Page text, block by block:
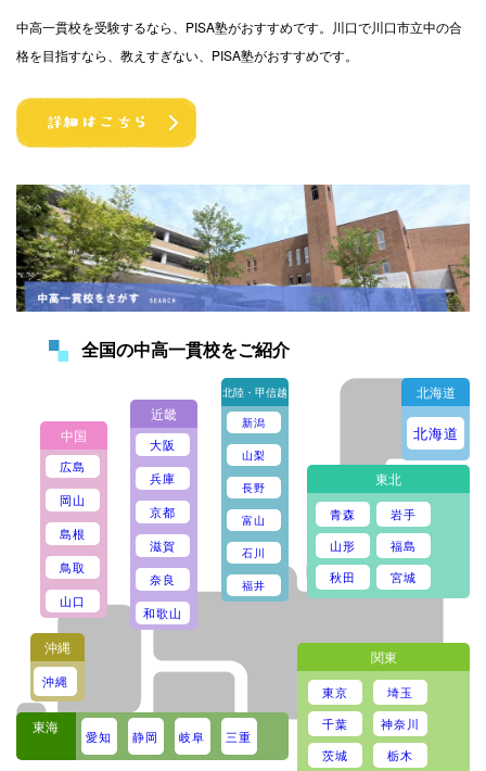
中高一貫校を受験するなら、PISA塾がおすすめです。川口で川口市立中の合
格を目指すなら、教えすぎない、PISA塾がおすすめです。
全国の中高一貫校をご紹介
北海道
北海道
東北
青森
岩手
山形
福島
秋田
宮城
関東
東京
埼玉
千葉
神奈川
茨城
栃木
東海
愛知 静岡 岐阜 三重
北陸・甲信越
新潟
山梨
長野
富山
石川
福井
近畿
大阪
兵庫
京都
滋賀
奈良
和歌山
中国
広島
岡山
島根
鳥取
山口
沖縄
沖縄